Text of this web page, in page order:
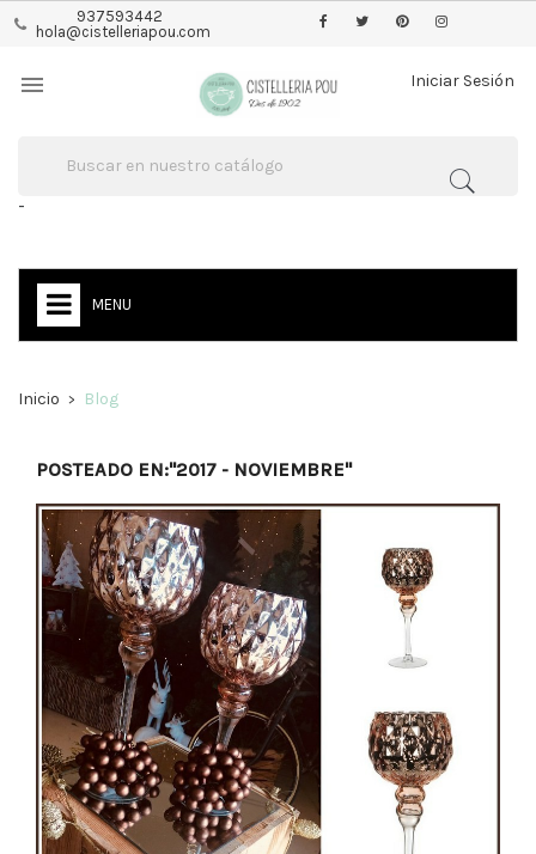
937593442
hola@cistelleriapou.com
Iniciar Sesión

-
MENU
Inicio Blog
POSTEADO EN:"2017 - NOVIEMBRE"